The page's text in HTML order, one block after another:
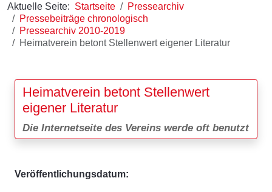
Aktuelle Seite: Startseite
Pressearchiv
Pressebeiträge chronologisch
Pressearchiv 2010-2019
Heimatverein betont Stellenwert eigener Literatur
Heimatverein betont Stellenwert
eigener Literatur
Die Internetseite des Vereins werde oft benutzt
Veröffentlichungsdatum: